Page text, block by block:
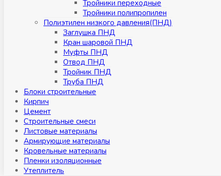
Тройники переходные
Тройники полипропилен
Полиэтилен низкого давления(ПНД)
Заглушка ПНД
Кран шаровой ПНД
Муфты ПНД
Отвод ПНД
Тройник ПНД
Труба ПНД
Блоки строительные
Кирпич
Цемент
Строительные смеси
Листовые материалы
Армирующие материалы
Кровельные материалы
Пленки изоляционные
Утеплитель